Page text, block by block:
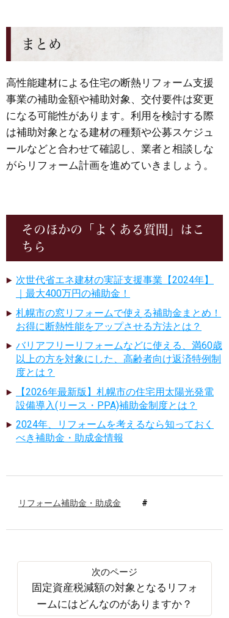
まとめ
高性能建材による住宅の断熱リフォーム支援
事業の補助金額や補助対象、交付要件は変更
になる可能性があります。利用を検討する際
は補助対象となる建材の種類や公募スケジュ
ールなどと合わせて確認し、業者と相談しな
がらリフォーム計画を進めていきましょう。
そのほかの「よくある質問」はこ
ちら
次世代省エネ建材の実証支援事業【2024年】
｜最大400万円の補助金！
札幌市の窓リフォームで使える補助金まとめ！
お得に断熱性能をアップさせる方法とは？
バリアフリーリフォームなどに使える、満60歳
以上の方を対象にした、高齢者向け返済特例制
度とは？
【2026年最新版】札幌市の住宅用太陽光発電
設備導入(リース・PPA)補助金制度とは？
2024年、リフォームを考えるなら知っておく
べき補助金・助成金情報
リフォーム補助金・助成金
固定資産税減額の対象となるリフォ
ームにはどんなのがありますか？